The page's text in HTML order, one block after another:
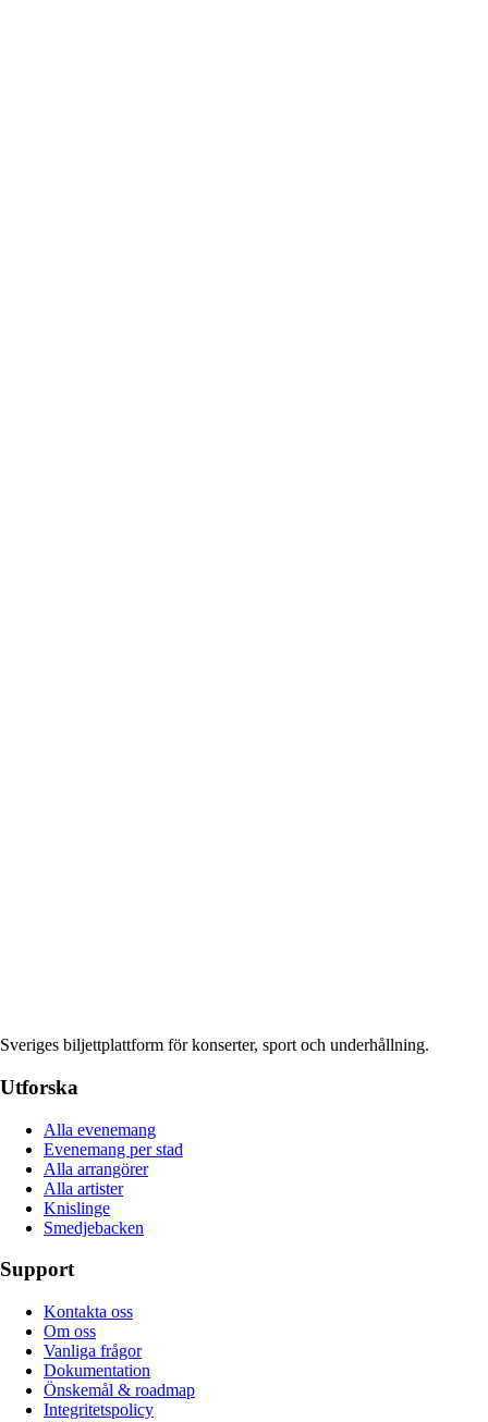
Sveriges biljettplattform för konserter, sport och underhållning.
Utforska
Alla evenemang
Evenemang per stad
Alla arrangörer
Alla artister
Knislinge
Smedjebacken
Support
Kontakta oss
Om oss
Vanliga frågor
Dokumentation
Önskemål & roadmap
Integritetspolicy